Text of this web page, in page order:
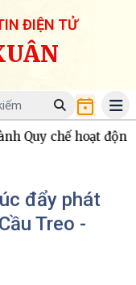
ĐIỆN TỬ
động của Hội
đẩy phát
Treo -